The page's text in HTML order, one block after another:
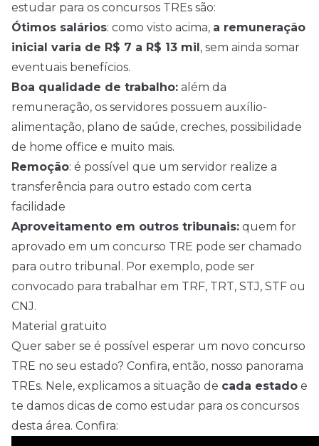
estudar para os concursos TREs são:
Ótimos salários: como visto acima, a remuneração
inicial varia de R$ 7 a R$ 13 mil, sem ainda somar
eventuais benefícios.
Boa qualidade de trabalho: além da
remuneração, os servidores possuem auxílio-
alimentação, plano de saúde, creches, possibilidade
de home office e muito mais.
Remoção: é possível que um servidor realize a
transferência para outro estado com certa
facilidade
Aproveitamento em outros tribunais: quem for
aprovado em um concurso TRE pode ser chamado
para outro tribunal. Por exemplo, pode ser
convocado para trabalhar em TRF, TRT, STJ, STF ou
CNJ.
Material gratuito
Quer saber se é possível esperar um novo concurso
TRE no seu estado? Confira, então, nosso panorama
TREs. Nele, explicamos a situação de cada estado e
te damos dicas de como estudar para os concursos
desta área. Confira: